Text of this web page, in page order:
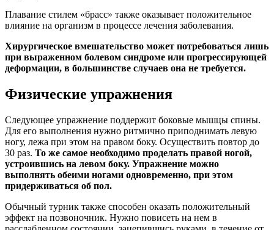
Плавание стилем «брасс» также оказывает положительное
влияние на организм в процессе лечения заболевания.
Хирургическое вмешательство может потребоваться лишь
при выраженном болевом синдроме или прогрессирующей
деформации, в большинстве случаев она не требуется.
Физические упражнения
Следующее упражнение поддержит боковые мышцы спины.
Для его выполнения нужно ритмично приподнимать левую
ногу, лежа при этом на правом боку. Осуществить повтор до
30 раз. То же самое необходимо проделать правой ногой,
устроившись на левом боку. Упражнение можно
выполнять обеими ногами одновременно, при этом
придерживаться об пол.
Обычный турник также способен оказать положительный
эффект на позвоночник. Нужно повисеть на нем в